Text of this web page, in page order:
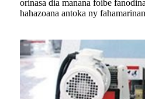
orinasa dia manana foibe
hahazoana antoka ny